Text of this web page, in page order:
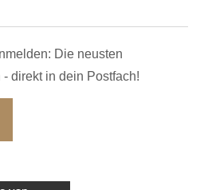
Die neusten
direkt in dein Postfach!